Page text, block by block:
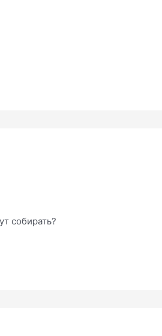
собирать?